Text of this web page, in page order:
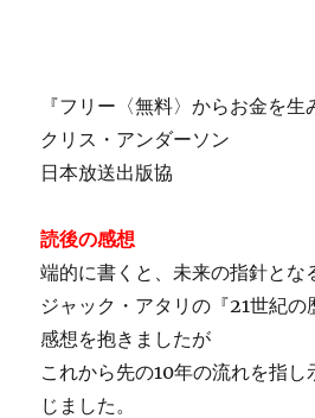
『フリー〈無料〉からお金を生
クリス・アンダーソン
日本放送出版協
読後の感想
端的に書くと、未来の指針とな
ジャック・アタリの『21世紀の
感想を抱きましたが
これから先の10年の流れを指
じました。